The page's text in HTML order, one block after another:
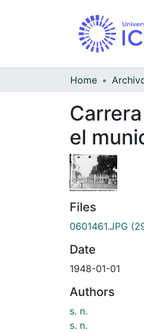
Home
el
Files
0601461.JPG
Date
1948-01-01
Authors
s. n.
s. n.